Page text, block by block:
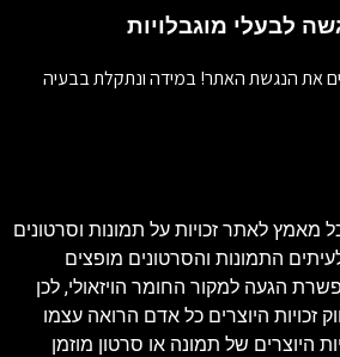
לבעלי מוגבלויות
את הנגשת האתר! במידה ונתקלת בבעיה
מאמץ לאתר זכויות על תמונות וסרטונים
התמונות והסרטונים מופצים
הגעה למקור החומר הויזאולי, לכן
27א' לחוק זכויות היוצרים כל אדם הרואה עצמו
היוצרים של תמונה או סרטון מוזמן